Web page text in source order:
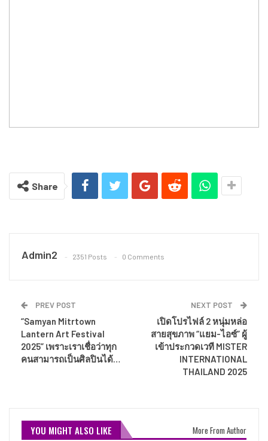
Share
Admin2 2351 Posts 0 Comments
PREV POST
“Samyan Mitrtown
Lantern Art Festival
2025” เพราะเราเชื่อว่าทุก
คนสามารถเป็นศิลปินได้…
NEXT POST
เปิดโปรไฟล์ 2 หนุ่มหล่อ
สายสุขภาพ “แยม-ไอซ์” ผู้
เข้าประกวดเวที MISTER
INTERNATIONAL
THAILAND 2025
YOU MIGHT ALSO LIKE More From Author